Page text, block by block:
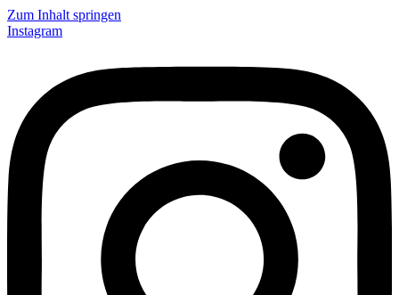
Zum Inhalt springen
Instagram